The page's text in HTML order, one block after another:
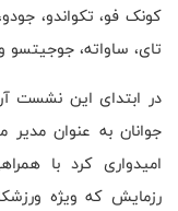
کونک فو، تکواندو،
تای، ساواته، جوجیتسو
در ابتدای این نشست
جوانان به عنوان مدیر
امیدواری کرد با
رزمایش که ویژه